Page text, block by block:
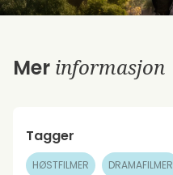
Mer informasjon
Tagger
HØSTFILMER DRAMAFILMER